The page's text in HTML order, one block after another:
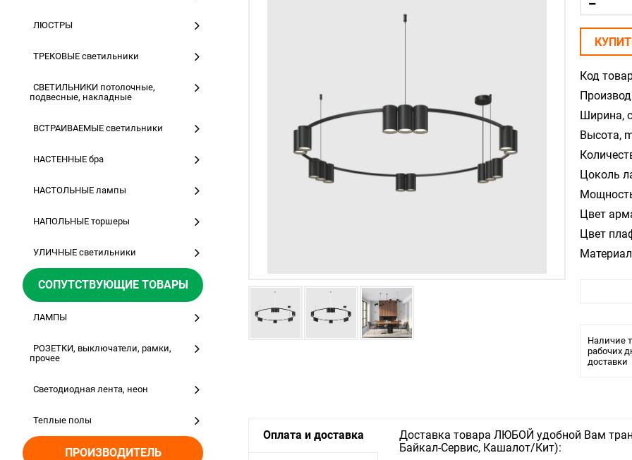
ЛЮСТРЫ
ТРЕКОВЫЕ светильники
СВЕТИЛЬНИКИ потолочные,
подвесные, накладные
ВСТРАИВАЕМЫЕ светильники
НАСТЕННЫЕ бра
НАСТОЛЬНЫЕ лампы
НАПОЛЬНЫЕ торшеры
УЛИЧНЫЕ светильники
СОПУТСТВУЮЩИЕ ТОВАРЫ
ЛАМПЫ
РОЗЕТКИ, выключатели, рамки,
прочее
Светодиодная лента, неон
Теплые полы
ПРОИЗВОДИТЕЛЬ
Код
Ширина,
Высота,
Цоколь
Цвет
Цвет
Наличие
рабочих
доставки
Оплата и доставка
Доставка товара ЛЮБОЙ удобной Вам
Байкал-Сервис, Кашалот/Кит):